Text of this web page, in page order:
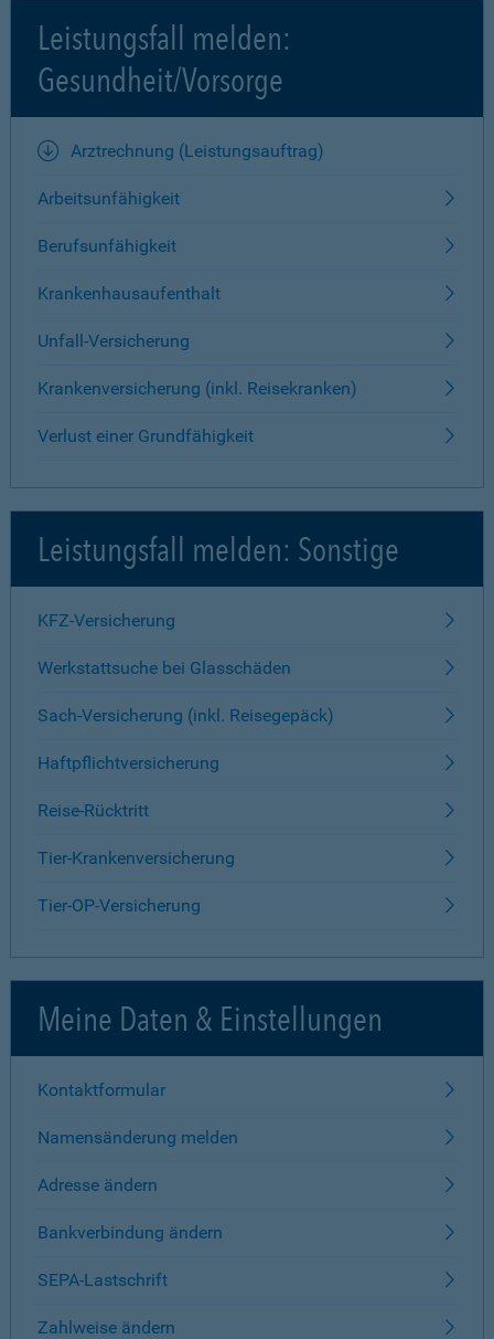
Leistungsfall melden:
Gesundheit/Vorsorge
Arztrechnung (Leistungsauftrag)
Arbeitsunfähigkeit
Berufsunfähigkeit
Krankenhausaufenthalt
Unfall-Versicherung
Krankenversicherung (inkl. Reisekranken)
Verlust einer Grundfähigkeit
Leistungsfall melden: Sonstige
KFZ-Versicherung
Werkstattsuche bei Glasschäden
Sach-Versicherung (inkl. Reisegepäck)
Haftpflichtversicherung
Reise-Rücktritt
Tier-Krankenversicherung
Tier-OP-Versicherung
Meine Daten & Einstellungen
Kontaktformular
Namensänderung melden
Adresse ändern
Bankverbindung ändern
SEPA-Lastschrift
Zahlweise ändern